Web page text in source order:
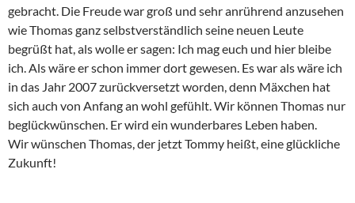
gebracht. Die Freude war groß und sehr anrührend anzusehen
wie Thomas ganz selbstverständlich seine neuen Leute
begrüßt hat, als wolle er sagen: Ich mag euch und hier bleibe
ich. Als wäre er schon immer dort gewesen. Es war als wäre ich
in das Jahr 2007 zurückversetzt worden, denn Mäxchen hat
sich auch von Anfang an wohl gefühlt. Wir können Thomas nur
beglückwünschen. Er wird ein wunderbares Leben haben.
Wir wünschen Thomas, der jetzt Tommy heißt, eine glückliche
Zukunft!